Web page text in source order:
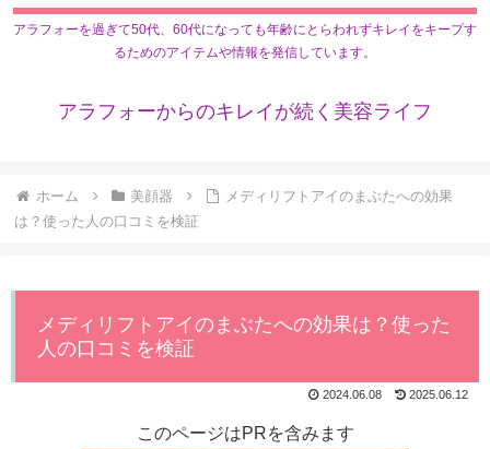
アラフォーを過ぎて50代、60代になっても年齢にとらわれずキレイをキープす
るためのアイテムや情報を発信しています。
アラフォーからのキレイが続く美容ライフ
ホーム 美顔器
メディリフトアイのまぶたへの効果
は？使った人の口コミを検証
メディリフトアイのまぶたへの効果は？使った
人の口コミを検証
2024.06.08 2025.06.12
このページはPRを含みます